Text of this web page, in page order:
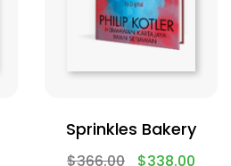
Sprinkles Bakery
$366.00 $338.00